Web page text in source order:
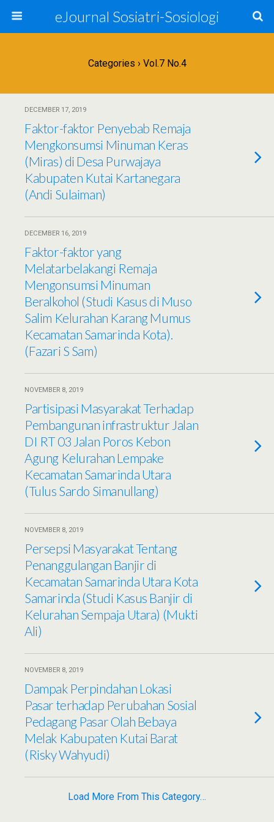
eJournal Sosiatri-Sosiologi
Categories › Vol.7 No.4
DECEMBER 17, 2019
Faktor-faktor Penyebab Remaja
Mengkonsumsi Minuman Keras
(Miras) di Desa Purwajaya
Kabupaten Kutai Kartanegara
(Andi Sulaiman)
DECEMBER 16, 2019
Faktor-faktor yang
Melatarbelakangi Remaja
Mengonsumsi Minuman
Beralkohol (Studi Kasus di Muso
Salim Kelurahan Karang Mumus
Kecamatan Samarinda Kota).
(Fazari S Sam)
NOVEMBER 8, 2019
Partisipasi Masyarakat Terhadap
Pembangunan infrastruktur Jalan
DI RT 03 Jalan Poros Kebon
Agung Kelurahan Lempake
Kecamatan Samarinda Utara
(Tulus Sardo Simanullang)
NOVEMBER 8, 2019
Persepsi Masyarakat Tentang
Penanggulangan Banjir di
Kecamatan Samarinda Utara Kota
Samarinda (Studi Kasus Banjir di
Kelurahan Sempaja Utara) (Mukti
Ali)
NOVEMBER 8, 2019
Dampak Perpindahan Lokasi
Pasar terhadap Perubahan Sosial
Pedagang Pasar Olah Bebaya
Melak Kabupaten Kutai Barat
(Risky Wahyudi)
Load More From This Category…